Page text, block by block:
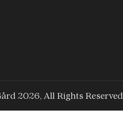
2026, All Rights Reserved